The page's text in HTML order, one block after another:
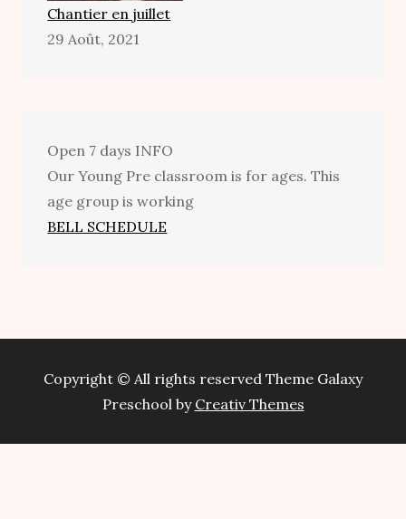
Chantier en juillet
29 Août, 2021
Open 7 days INFO
Our Young Pre classroom is for ages. This
age group is working
BELL SCHEDULE
Copyright © All rights reserved Theme Galaxy
Preschool by Creativ Themes